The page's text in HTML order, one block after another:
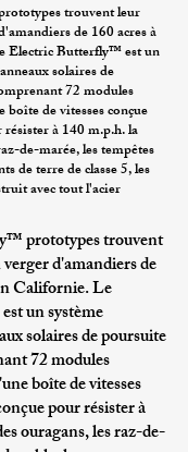
trouvent leur
de 160 acres à
Electric Butterfly™est un
solaires de
72 modules
de vitesses conçue
à 140 m.p.h. la
de-marée, les tempêtes
de terre de classe 5, les
avec tout l'acier
prototypes trouvent
d'amandiers de
Californie. Le
est un système
solaires de poursuite
72 modules
boîte de vitesses
pour résister à
ouragans, les raz-de-